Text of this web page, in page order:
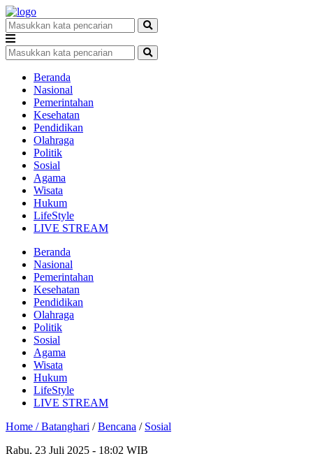
Beranda
Nasional
Pemerintahan
Kesehatan
Pendidikan
Olahraga
Politik
Sosial
Agama
Wisata
Hukum
LifeStyle
LIVE STREAM
Beranda
Nasional
Pemerintahan
Kesehatan
Pendidikan
Olahraga
Politik
Sosial
Agama
Wisata
Hukum
LifeStyle
LIVE STREAM
Home /Batanghari /Bencana / Sosial
Rabu, 23 Juli 2025 - 18:02 WIB